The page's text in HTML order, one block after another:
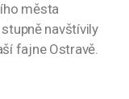
města
navštívily
fajne Ostravě.